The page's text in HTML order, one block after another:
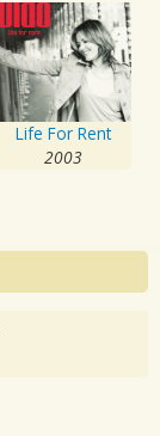
Life For Rent
2003